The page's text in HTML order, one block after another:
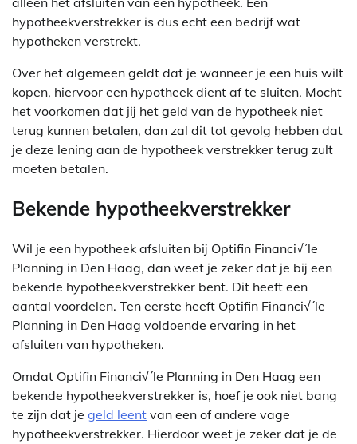
hypotheekverstrekker is dus echt een bedrijf wat
hypotheken verstrekt.
Over het algemeen geldt dat je wanneer je een huis wilt
kopen, hiervoor een hypotheek dient af te sluiten. Mocht
het voorkomen dat jij het geld van de hypotheek niet
terug kunnen betalen, dan zal dit tot gevolg hebben dat
je deze lening aan de hypotheek verstrekker terug zult
moeten betalen.
Bekende hypotheekverstrekker
Wil je een hypotheek afsluiten bij Optifin Financi√´le
Planning in Den Haag, dan weet je zeker dat je bij een
bekende hypotheekverstrekker bent. Dit heeft een
aantal voordelen. Ten eerste heeft Optifin Financi√´le
Planning in Den Haag voldoende ervaring in het
afsluiten van hypotheken.
Omdat Optifin Financi√´le Planning in Den Haag een
bekende hypotheekverstrekker is, hoef je ook niet bang
te zijn dat je geld leent van een of andere vage
hypotheekverstrekker. Hierdoor weet je zeker dat je de